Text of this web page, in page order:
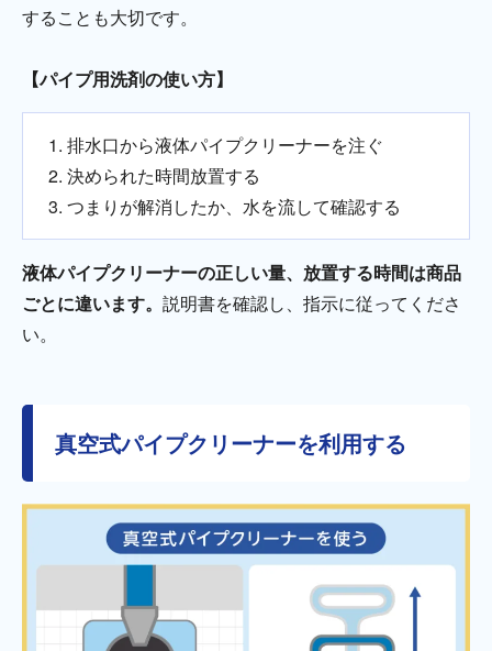
することも大切です。
【パイプ用洗剤の使い方】
排水口から液体パイプクリーナーを注ぐ
決められた時間放置する
つまりが解消したか、水を流して確認する
液体パイプクリーナーの正しい量、放置する時間は商品
ごとに違います。 説明書を確認し、指示に従ってくださ
い。
真空式パイプクリーナーを利用する